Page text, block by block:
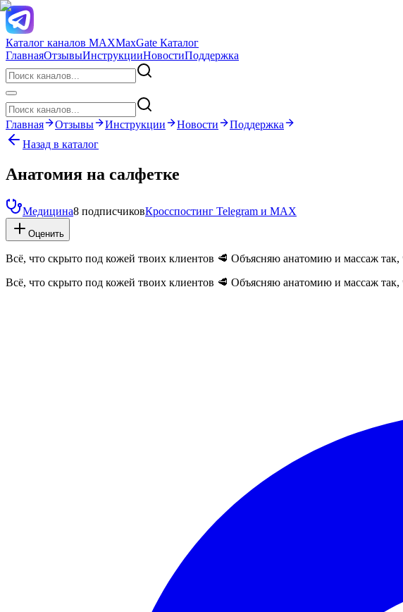
Каталог каналов MAXMaxGate Каталог
ГлавнаяОтзывыИнструкцииНовостиПоддержка
Главная Отзывы Инструкции Новости
Поддержка
Назад в каталог
Анатомия на салфетке
Медицина8 подписчиковКросспостинг Telegram и MAX
Оценить
Всё, что скрыто под кожей твоих клиентов 🥩 Объясняю анатомию и массаж
Всё, что скрыто под кожей твоих клиентов 🥩 Объясняю анатомию и массаж